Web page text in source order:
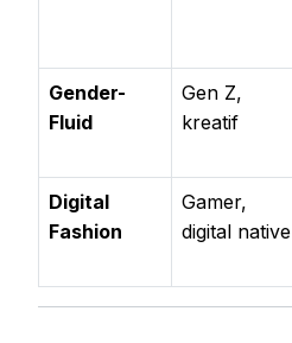
Gender-
Fluid
Gen Z,
kreatif
Digital
Fashion
Gamer,
digital native